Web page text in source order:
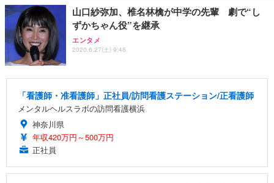
山口紗弥加、椎名林檎が中学の先輩 劇で“し
ずかちゃん役”を継承
エンタメ
2020.6.27(土) 9:48
「看護師・准看護師」正社員/訪問看護ステーション/正看護師
メンタルヘルスラボの訪問看護横浜
神奈川県
年収420万円～500万円
正社員